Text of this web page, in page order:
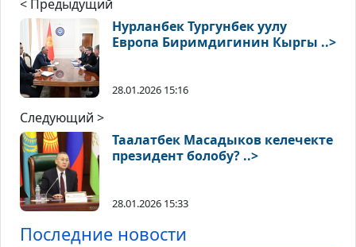
< Предыдущий
Нурланбек Тургунбек уулу
Европа Биримдигинин Кыргы ..>
28.01.2026 15:16
Следующий >
Таалатбек Масадыков келечекте
президент болобу? ..>
28.01.2026 15:33
Последние новости